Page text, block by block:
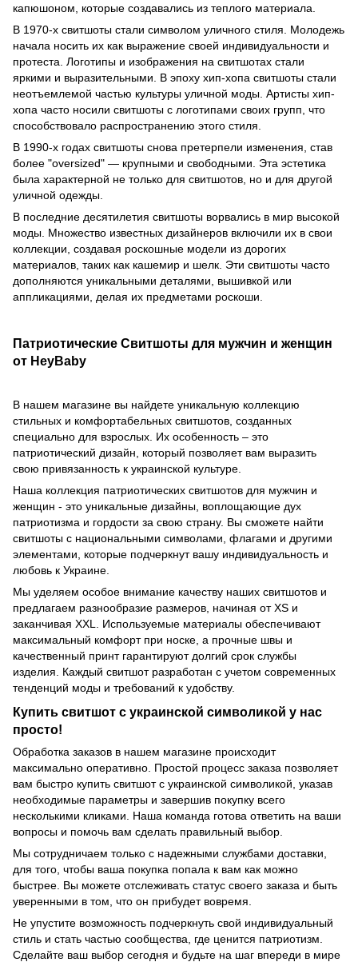
капюшоном, которые создавались из теплого материала.
В 1970-х свитшоты стали символом уличного стиля. Молодежь
начала носить их как выражение своей индивидуальности и
протеста. Логотипы и изображения на свитшотах стали
яркими и выразительными. В эпоху хип-хопа свитшоты стали
неотъемлемой частью культуры уличной моды. Артисты хип-
хопа часто носили свитшоты с логотипами своих групп, что
способствовало распространению этого стиля.
В 1990-х годах свитшоты снова претерпели изменения, став
более "oversized" — крупными и свободными. Эта эстетика
была характерной не только для свитшотов, но и для другой
уличной одежды.
В последние десятилетия свитшоты ворвались в мир высокой
моды. Множество известных дизайнеров включили их в свои
коллекции, создавая роскошные модели из дорогих
материалов, таких как кашемир и шелк. Эти свитшоты часто
дополняются уникальными деталями, вышивкой или
аппликациями, делая их предметами роскоши.
Патриотические Свитшоты для мужчин и женщин
от HeyBaby
В нашем магазине вы найдете уникальную коллекцию
стильных и комфортабельных свитшотов, созданных
специально для взрослых. Их особенность – это
патриотический дизайн, который позволяет вам выразить
свою привязанность к украинской культуре.
Наша коллекция патриотических свитшотов для мужчин и
женщин - это уникальные дизайны, воплощающие дух
патриотизма и гордости за свою страну. Вы сможете найти
свитшоты с национальными символами, флагами и другими
элементами, которые подчеркнут вашу индивидуальность и
любовь к Украине.
Мы уделяем особое внимание качеству наших свитшотов и
предлагаем разнообразие размеров, начиная от XS и
заканчивая XXL. Используемые материалы обеспечивают
максимальный комфорт при носке, а прочные швы и
качественный принт гарантируют долгий срок службы
изделия. Каждый свитшот разработан с учетом современных
тенденций моды и требований к удобству.
Купить свитшот с украинской символикой у нас
просто!
Обработка заказов в нашем магазине происходит
максимально оперативно. Простой процесс заказа позволяет
вам быстро купить свитшот с украинской символикой, указав
необходимые параметры и завершив покупку всего
несколькими кликами. Наша команда готова ответить на ваши
вопросы и помочь вам сделать правильный выбор.
Мы сотрудничаем только с надежными службами доставки,
для того, чтобы ваша покупка попала к вам как можно
быстрее. Вы можете отслеживать статус своего заказа и быть
уверенными в том, что он прибудет вовремя.
Не упустите возможность подчеркнуть свой индивидуальный
стиль и стать частью сообщества, где ценится патриотизм.
Сделайте ваш выбор сегодня и будьте на шаг впереди в мире